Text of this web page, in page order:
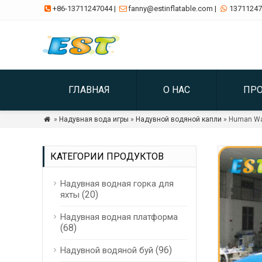
 +86-13711247044| fanny@estinflatable.com | 
ГЛАВНАЯ О НАС
 » Надувная вода игры » Надувной водяной капли » Human
КАТЕГОРИИ ПРОДУКТОВ
Надувная водная горка для
яхты (20)
Надувная водная платформа
(68)
Надувной водяной буй (96)